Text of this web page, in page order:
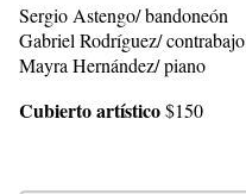
Sergio Astengo/ bandoneón
Gabriel Rodríguez/ contrabajo
Mayra Hernández/ piano
Cubierto artístico$150